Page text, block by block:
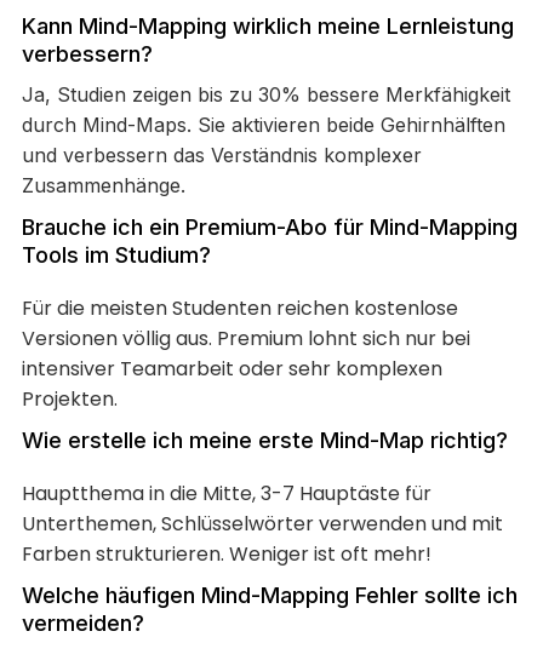
Kann Mind-Mapping wirklich meine Lernleistung
verbessern?
Ja, Studien zeigen bis zu 30% bessere Merkfähigkeit
durch Mind-Maps. Sie aktivieren beide Gehirnhälften
und verbessern das Verständnis komplexer
Zusammenhänge.
Brauche ich ein Premium-Abo für Mind-Mapping
Tools im Studium?
Für die meisten Studenten reichen kostenlose
Versionen völlig aus. Premium lohnt sich nur bei
intensiver Teamarbeit oder sehr komplexen
Projekten.
Wie erstelle ich meine erste Mind-Map richtig?
Hauptthema in die Mitte, 3-7 Hauptäste für
Unterthemen, Schlüsselwörter verwenden und mit
Farben strukturieren. Weniger ist oft mehr!
Welche häufigen Mind-Mapping Fehler sollte ich
vermeiden?